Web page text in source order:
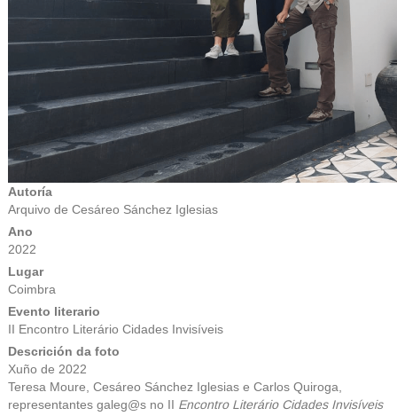
Autoría
Arquivo de Cesáreo Sánchez Iglesias
Ano
2022
Lugar
Coimbra
Evento literario
II Encontro Literário Cidades Invisíveis
Descrición da foto
Xuño de 2022
Teresa Moure, Cesáreo Sánchez Iglesias e Carlos Quiroga,
representantes galeg@s no II Encontro Literário Cidades Invisíveis